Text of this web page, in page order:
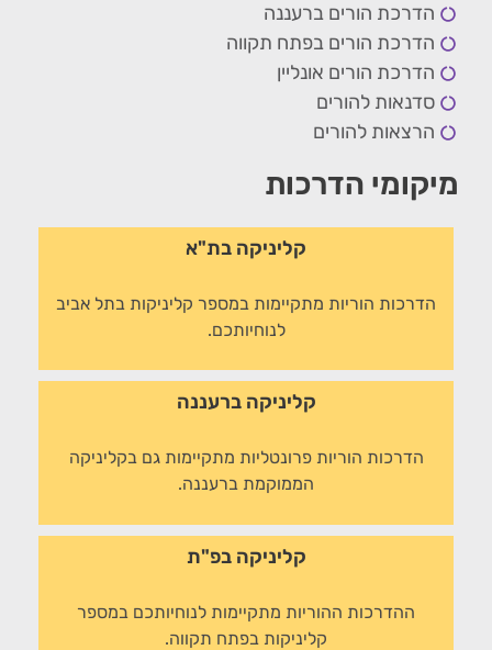
הדרכת הורים ברעננה
הדרכת הורים בפתח תקווה
הדרכת הורים אונליין
סדנאות להורים
הרצאות להורים
מיקומי הדרכות
קליניקה בת"א
הדרכות הוריות מתקיימות במספר קליניקות בתל אביב
לנוחיותכם.
קליניקה ברעננה
הדרכות הוריות פרונטליות מתקיימות גם בקליניקה
הממוקמת ברעננה.
קליניקה בפ"ת
ההדרכות ההוריות מתקיימות לנוחיותכם במספר
קליניקות בפתח תקווה.